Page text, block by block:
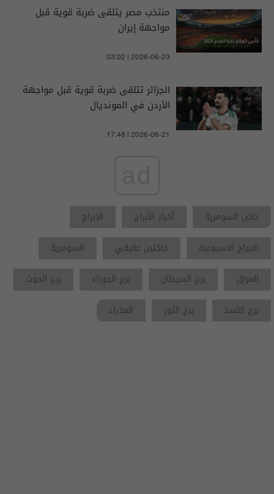
منتخب مصر يتلقى ضربة قوية قبل
مواجهة إيران
03:02 | 2026-06-23
الجزائر تتلقى ضربة قوية قبل مواجهة
الأردن في المونديال
17:48 | 2026-06-21
خاص السومرية أخبار الأبراج
الابراج
الابراج الاسبوعية
جاكلين عقيقي
السومرية
العراق
برج السرطان برج الجوزاء
برج الحوت
برج الأسد
برج الثور العذراء